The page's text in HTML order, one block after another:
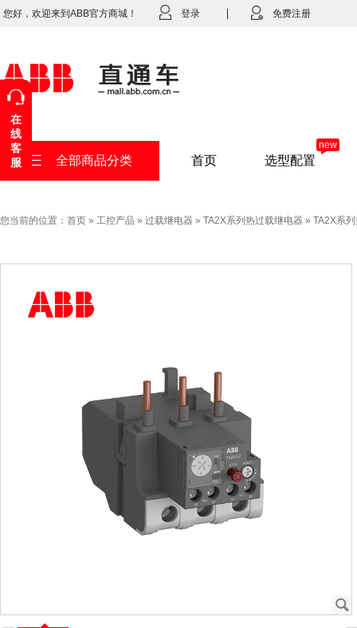
您好，欢迎来到ABB官方商城！ 登录 免费注册
全部商品分类 首页 选型配置
new
您当前的位置： 首页 » 工控产品 » 过载继电器 » TA2X系列热过载继电器 » TA2X系
J
在
线
客
服